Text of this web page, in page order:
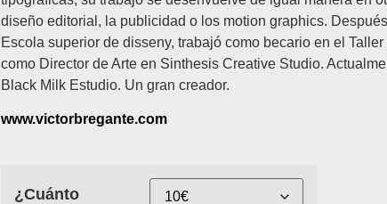
diseño editorial, la publicidad o los motion graphics.
Escola superior de disseny, trabajó como becario en el
como Director de Arte en Sinthesis Creative Studio.
Black Milk Estudio. Un gran creador.
www.victorbregante.com
¿Cuánto